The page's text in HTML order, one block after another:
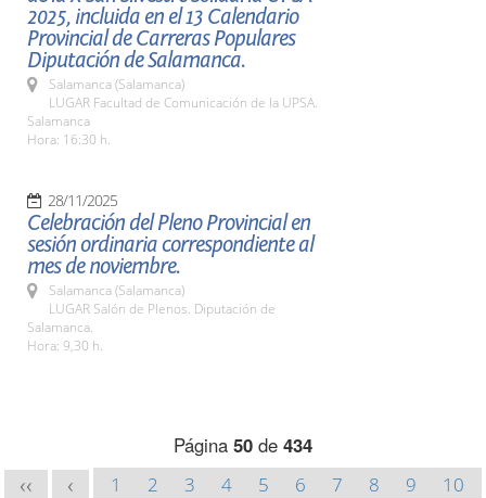
2025, incluida en el 13 Calendario
Provincial de Carreras Populares
Diputación de Salamanca.
Salamanca (Salamanca)
LUGAR Facultad de Comunicación de la UPSA.
Salamanca
Hora: 16:30 h.
28/11/2025
Celebración del Pleno Provincial en
sesión ordinaria correspondiente al
mes de noviembre.
Salamanca (Salamanca)
LUGAR Salón de Plenos. Diputación de
Salamanca.
Hora: 9,30 h.
Página 50 de 434
<< < 1 2 3 4 5 6 7 8 9
10